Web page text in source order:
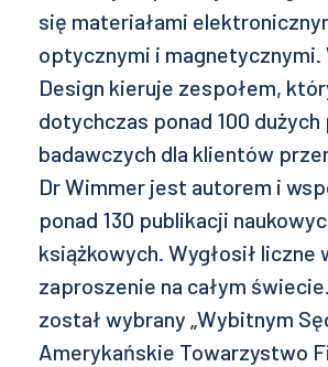
się materiałami
optycznymi i magnetycznymi.
Design kieruje zespołem,
dotychczas ponad 100
badawczych dla klientów
Dr Wimmer jest autorem i
ponad 130 publikacji
książkowych. Wygłosił liczne
zaproszenie na całym
został wybrany „Wybitnym
Amerykańskie Towarzystwo